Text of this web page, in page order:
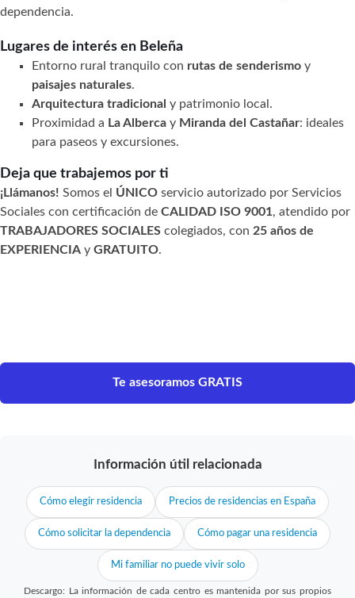
dependencia.
Lugares de interés en Beleña
Entorno rural tranquilo con rutas de senderismo y
paisajes naturales.
Arquitectura tradicional y patrimonio local.
Proximidad a La Alberca y Miranda del Castañar: ideales
para paseos y excursiones.
Deja que trabajemos por ti
¡Llámanos! Somos el ÚNICO servicio autorizado por Servicios
Sociales con certificación de CALIDAD ISO 9001, atendido por
TRABAJADORES SOCIALES colegiados, con 25 años de
EXPERIENCIA y GRATUITO.
Te asesoramos GRATIS
Información útil relacionada
Cómo elegir residencia Precios de residencias en España
Cómo solicitar la dependencia Cómo pagar una residencia
Mi familiar no puede vivir solo
Descargo: La información de cada centro es mantenida por sus propios